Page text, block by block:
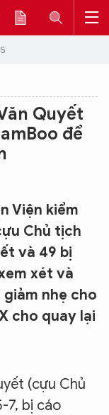
Quyết
để
Viện kiểm
Chủ tịch
và 49 bị
xét và
nhẹ cho
cho quay lại
(cựu Chủ
7, bị cáo